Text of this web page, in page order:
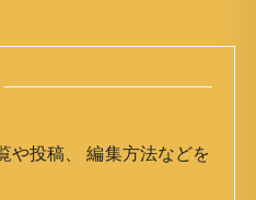
や投稿、 編集方法などを